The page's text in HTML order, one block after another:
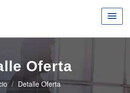
Oferta
Detalle Oferta